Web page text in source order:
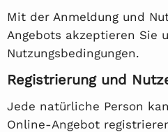
Mit der Anmeldung und
Angebots akzeptieren Sie
Nutzungsbedingungen.
Registrierung und
Jede natürliche Person
Online-Angebot